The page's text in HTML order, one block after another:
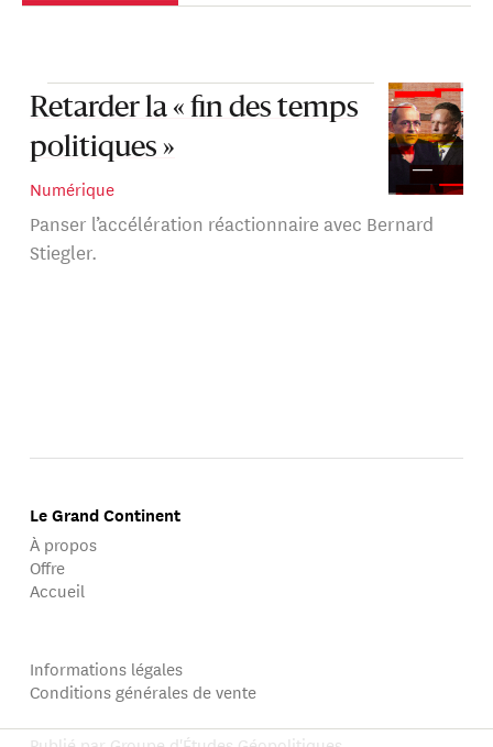
Retarder la « fin des temps
politiques »
Numérique
Panser l’accélération réactionnaire avec Bernard
Stiegler.
Le Grand Continent
À propos
Offre
Accueil
Informations légales
Conditions générales de vente